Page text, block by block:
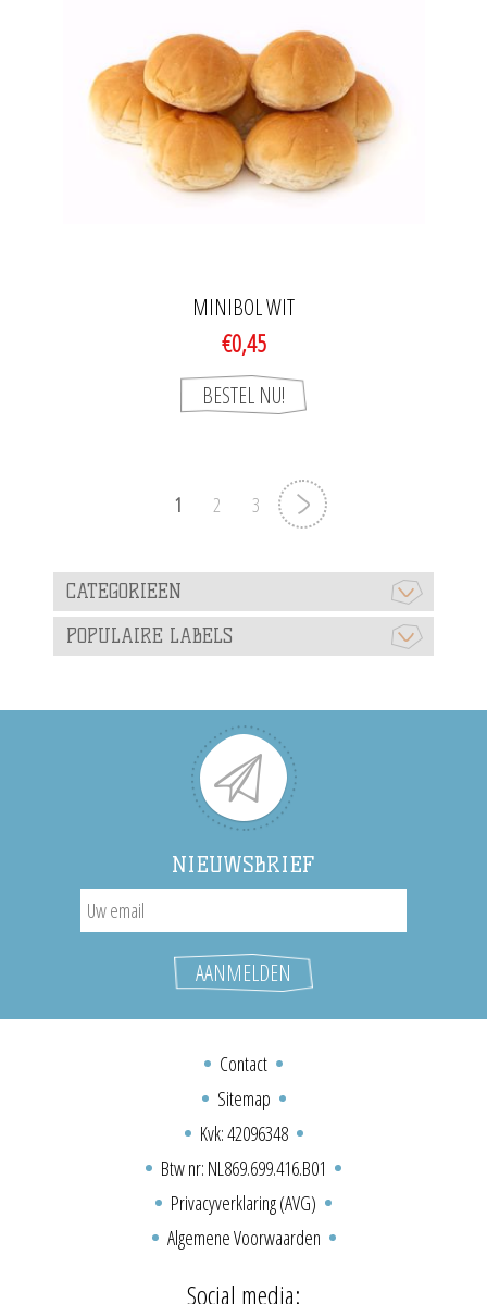
MINIBOL WIT
€0,45
1 2 3
CATEGORIEEN
POPULAIRE LABELS
NIEUWSBRIEF
Contact
Sitemap
Kvk: 42096348
Btw nr: NL869.699.416.B01
Privacyverklaring (AVG)
Algemene Voorwaarden
Social media: